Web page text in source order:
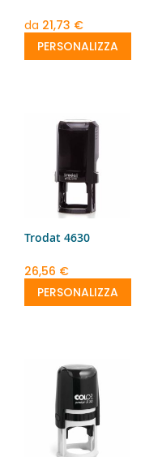
da 21,73 €
PERSONALIZZA
Trodat 4630
26,56 €
PERSONALIZZA